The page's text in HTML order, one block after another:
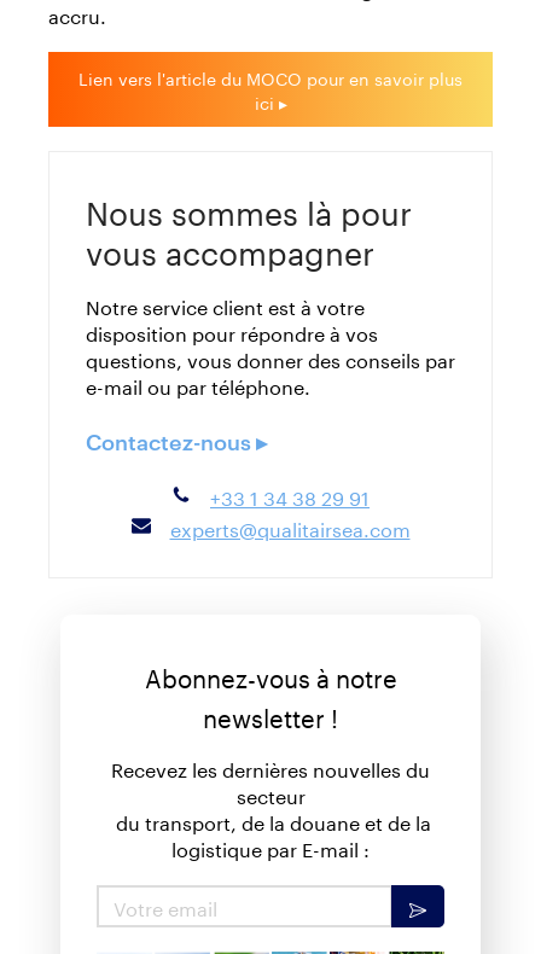
accru.
Lien vers l'article du MOCO pour en savoir plus
ici ▸
Nous sommes là pour
vous accompagner
Notre service client est à votre
disposition pour répondre à vos
questions, vous donner des conseils par
e-mail ou par téléphone.
Contactez-nous ▸
+33 1 34 38 29 91
experts@qualitairsea.com
Abonnez-vous à notre
newsletter !
Recevez les dernières nouvelles du
secteur
du transport, de la douane et de la
logistique par E-mail :